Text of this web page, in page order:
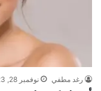
رغد مطفي نوفمبر 28, 2023